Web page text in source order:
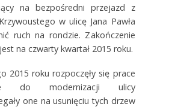
na bezpośredni przejazd z
w ulicę Jana Pawła
ruch na rondzie. Zakończenie
na czwarty kwartał 2015 roku.
2015 roku rozpoczęły się prace
do modernizacji ulicy
one na usunięciu tych drzew